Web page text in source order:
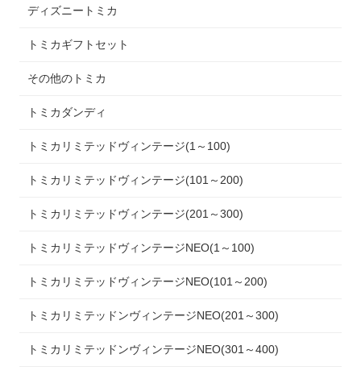
ディズニートミカ
トミカギフトセット
その他のトミカ
トミカダンディ
トミカリミテッドヴィンテージ(1～100)
トミカリミテッドヴィンテージ(101～200)
トミカリミテッドヴィンテージ(201～300)
トミカリミテッドヴィンテージNEO(1～100)
トミカリミテッドヴィンテージNEO(101～200)
トミカリミテッドンヴィンテージNEO(201～300)
トミカリミテッドンヴィンテージNEO(301～400)